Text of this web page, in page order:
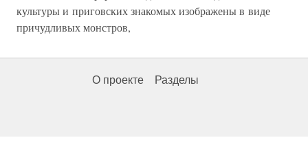
культуры и приговских знакомых изображены в виде
причудливых монстров,
О проекте Разделы